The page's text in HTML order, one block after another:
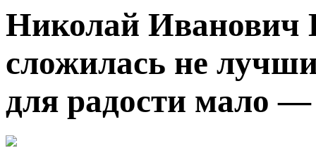
Николай Иванович
сложилась не
для радости мало —